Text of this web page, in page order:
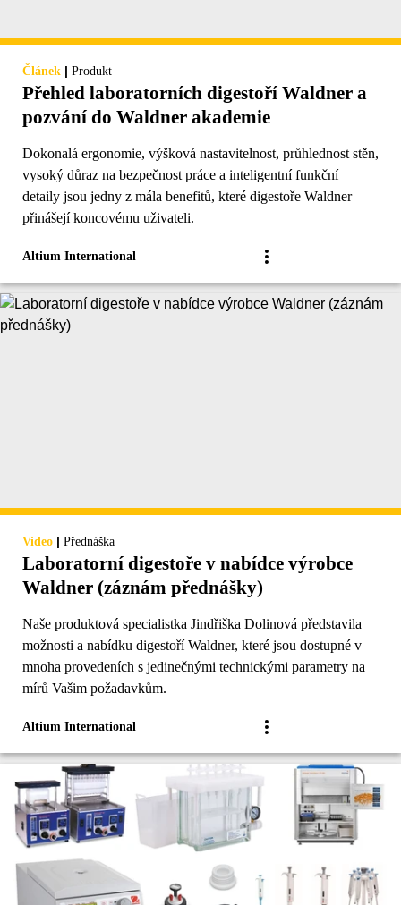
Článek | Produkt
Přehled laboratorních digestoří Waldner a
pozvání do Waldner akademie
Dokonalá ergonomie, výšková nastavitelnost, průhlednost stěn,
vysoký důraz na bezpečnost práce a inteligentní funkční
detaily jsou jedny z mála benefitů, které digestoře Waldner
přinášejí koncovému uživateli.
Altium International
Video | Přednáška
Laboratorní digestoře v nabídce výrobce
Waldner (záznám přednášky)
Naše produktová specialistka Jindřiška Dolinová představila
možnosti a nabídku digestoří Waldner, které jsou dostupné v
mnoha provedeních s jedinečnými technickými parametry na
mírů Vašim požadavkům.
Altium International